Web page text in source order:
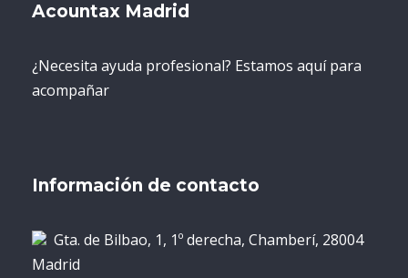
Acountax Madrid
¿Necesita ayuda profesional? Estamos aquí para
acompañar
Información de contacto
Gta. de Bilbao, 1, 1º derecha, Chamberí, 28004
Madrid